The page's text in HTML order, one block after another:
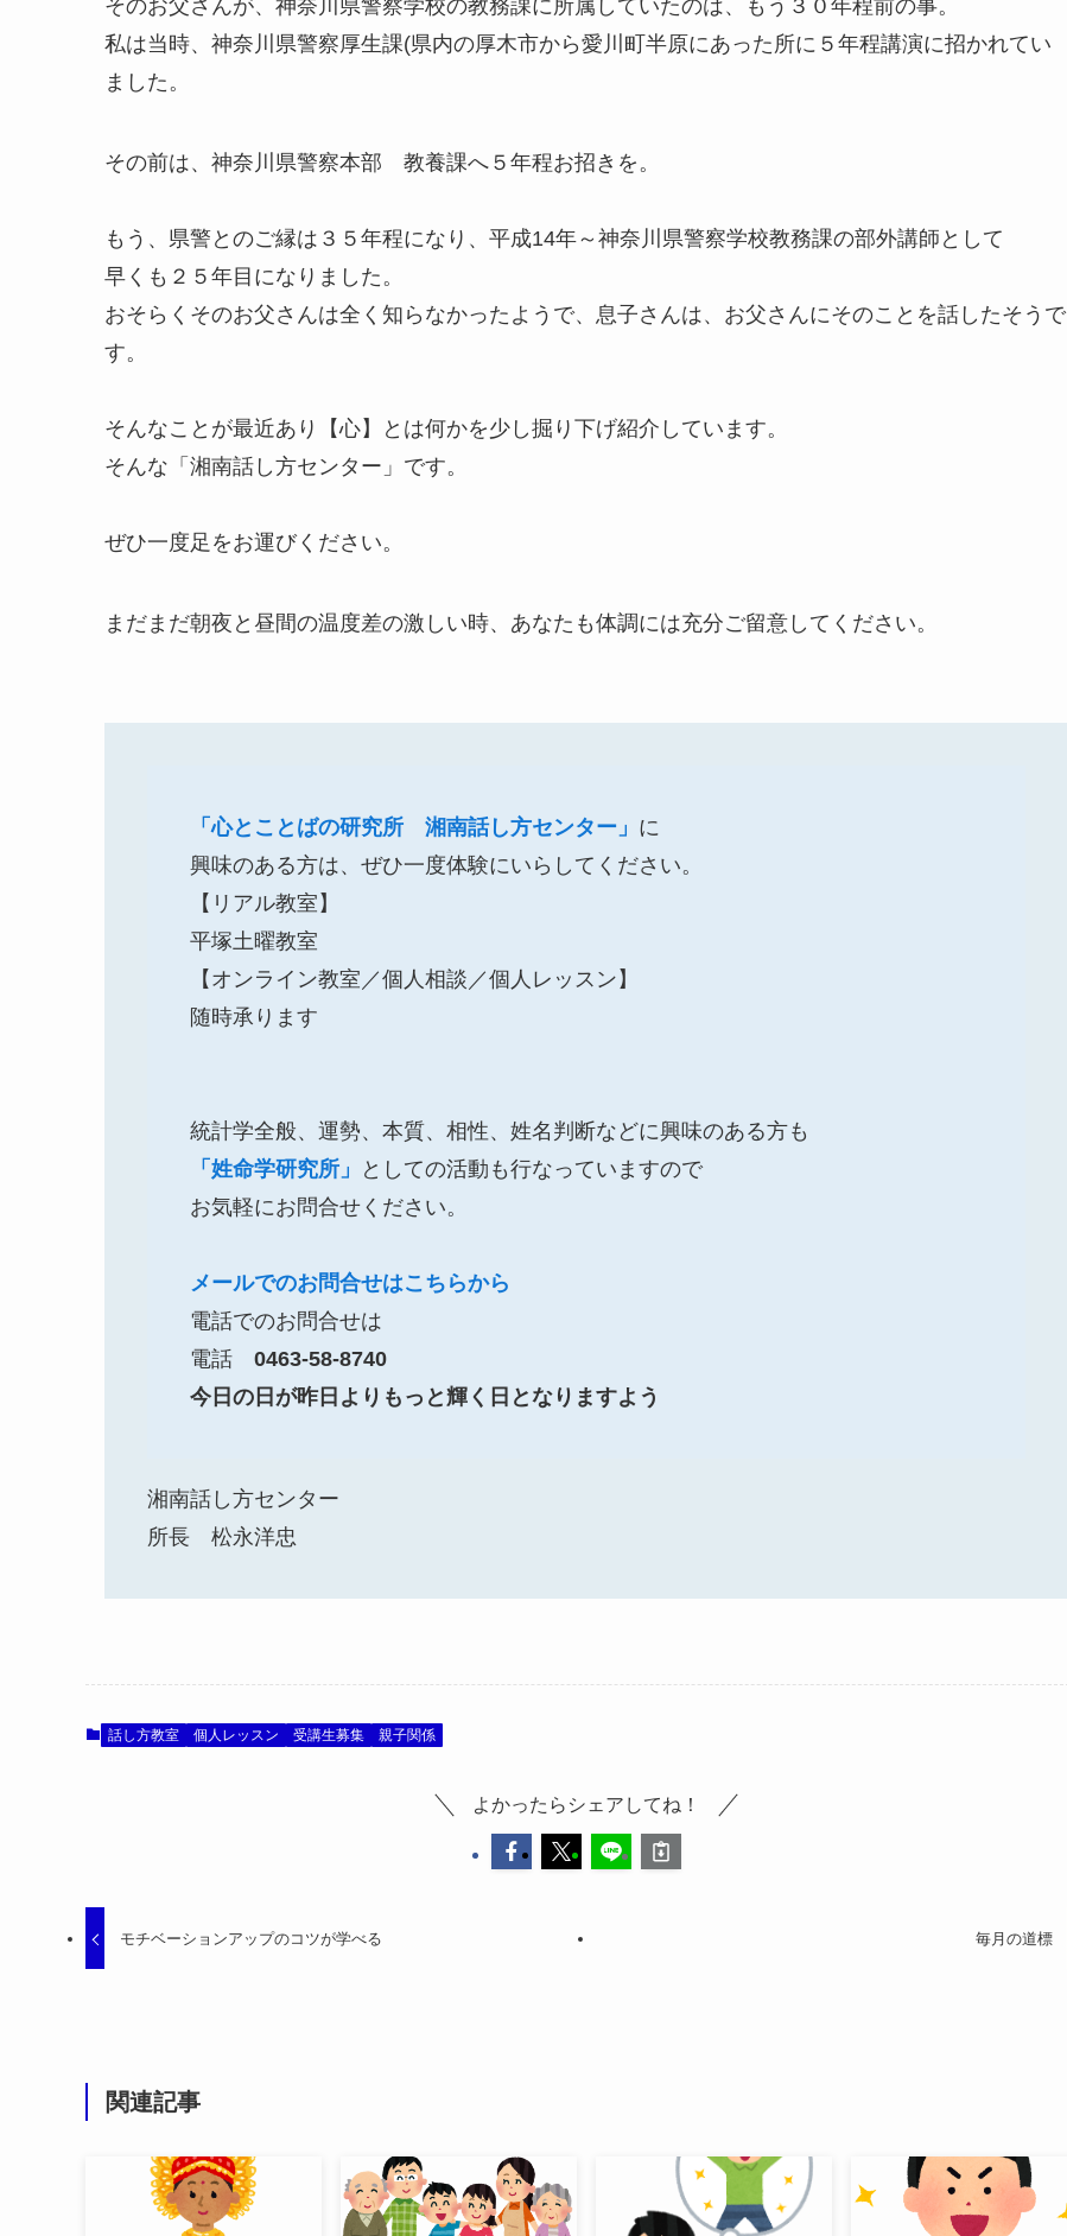
そのお父さんが、神奈川県警察学校の教務課に所属していたのは、もう３０年程前の事。
私は当時、神奈川県警察厚生課(県内の厚木市から愛川町半原にあった所に５年程講演に招かれてい
ました。
その前は、神奈川県警察本部 教養課へ５年程お招きを。
もう、県警とのご縁は３５年程になり、平成14年～神奈川県警察学校教務課の部外講師として
早くも２５年目になりました。
おそらくそのお父さんは全く知らなかったようで、息子さんは、お父さんにそのことを話したそうで
す。
そんなことが最近あり【心】とは何かを少し掘り下げ紹介しています。
そんな「湘南話し方センター」です。
ぜひ一度足をお運びください。
まだまだ朝夜と昼間の温度差の激しい時、あなたも体調には充分ご留意してください。
「心とことばの研究所 湘南話し方センター」 に
興味のある方は、ぜひ一度体験にいらしてください。
【リアル教室】
平塚土曜教室
【オンライン教室／個人相談／個人レッスン】
随時承ります
統計学全般、運勢、本質、相性、姓名判断などに興味のある方も
「姓命学研究所」
としての活動も行なっていますので
お気軽にお問合せください。
メールでのお問合せはこちらから
電話でのお問合せは
電話 0463-58-8740
今日の日が昨日よりもっと輝く日となりますよう
湘南話し方センター
所長 松永洋忠
話し方教室 個人レッスン 受講生募集 親子関係
よかったらシェアしてね！
モチベーションアップのコツが学べる 毎月の道標
関連記事